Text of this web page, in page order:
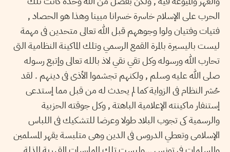
الحرب على الإسلام خاسرة خسرانا مبينا وهذا هو الحصاد ,
فتيات وفتيان ولوا وجوههم قبل الله تعالى متحدين فى مهمة
ليست باليسيرة بالمرة القمع الرسمي وتلك الماكينة النظامية التى
تحارب الله ورسوله وكل تقي نقي لاذ بالله تعالى وإتبع رسوله
صلى الله عليه وسلم , ولكنهم تجشموا الأذى فى دينهم . لقد
حُشر النظام فى الزواية كما لم يحدث له من قبل مما إستدعى
إستنفار ماكينته الإعلامية الباهتة , وكل جوقته الحزبية
والرسمية كى تجوب البلاد طولا وعرضا للتشكيك فى اللباس
الإسلامى وتعطي الدروس فى الدين وهى متلبسة يقهر المسلمين